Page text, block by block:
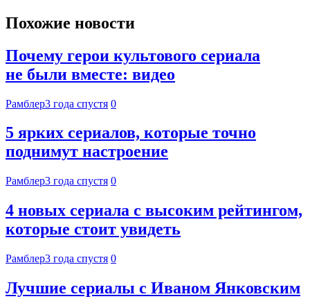
Похожие новости
Почему герои культового сериала
не были вместе: видео
Рамблер3 года спустя 0
5 ярких сериалов, которые точно
поднимут настроение
Рамблер3 года спустя 0
4 новых сериала с высоким рейтингом,
которые стоит увидеть
Рамблер3 года спустя 0
Лучшие сериалы с Иваном Янковским